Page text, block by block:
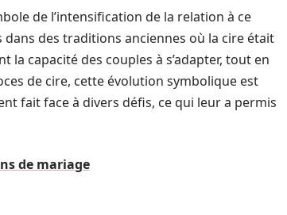
de l’intensification de la relation à ce
des traditions anciennes où la cire était
capacité des couples à s’adapter, tout en
de cire, cette évolution symbolique est
fait face à divers défis, ce qui leur a permis
de mariage